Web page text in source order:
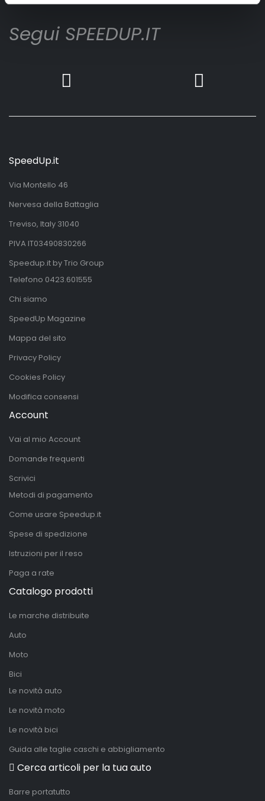
Segui SPEEDUP.IT
SpeedUp.it
Via Montello 46
Nervesa della Battaglia
Treviso, Italy 31040
PIVA IT03490830266
Speedup.it by Trio Group
Telefono 0423.601555
Chi siamo
SpeedUp Magazine
Mappa del sito
Privacy Policy
Cookies Policy
Modifica consensi
Account
Vai al mio Account
Domande frequenti
Scrivici
Metodi di pagamento
Come usare Speedup.it
Spese di spedizione
Istruzioni per il reso
Paga a rate
Catalogo prodotti
Le marche distribuite
Auto
Moto
Bici
Le novità auto
Le novità moto
Le novità bici
Guida alle taglie caschi e abbigliamento
Cerca articoli per la tua auto
Barre portatutto